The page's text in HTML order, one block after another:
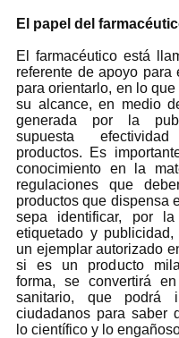
El papel del
El farmacéutico está
referente de apoyo para
para orientarlo, en lo
su alcance, en medio
generada por la
supuesta
productos. Es
conocimiento en la
regulaciones que
productos que dispensa
sepa identificar, por la
etiquetado y
un ejemplar autorizado
si es un producto
forma, se convertirá
sanitario, que podrá
ciudadanos para saber
lo científico y lo